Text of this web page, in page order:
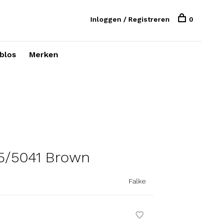
Merken
Inloggen / Registreren 0
5041 Brown
Falke